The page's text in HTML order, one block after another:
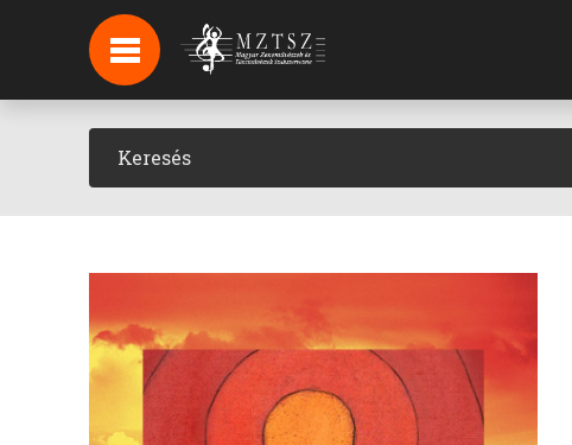
HÍREK
HÍRLEVÉL FELIRATKOZÁS
PODCAST